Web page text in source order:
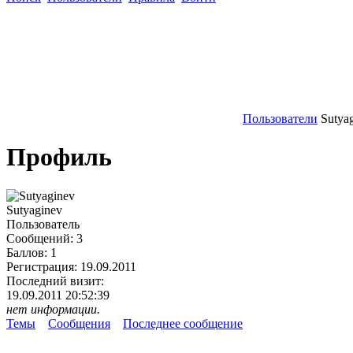
Пользователи
Профиль
Sutyaginev
Пользователь
Сообщений: 3
Баллов: 1
Регистрация: 19.09.2011
Последний визит:
19.09.2011 20:52:39
нет информации.
Темы
Сообщения Последнее сообщение